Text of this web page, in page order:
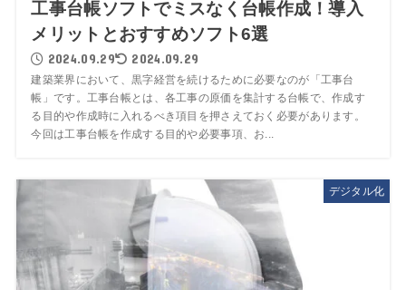
工事台帳ソフトでミスなく台帳作成！導入
メリットとおすすめソフト6選
2024.09.29 2024.09.29
建築業界において、黒字経営を続けるために必要なのが「工事台
帳」です。工事台帳とは、各工事の原価を集計する台帳で、作成す
る目的や作成時に入れるべき項目を押さえておく必要があります。
今回は工事台帳を作成する目的や必要事項、お...
デジタル化